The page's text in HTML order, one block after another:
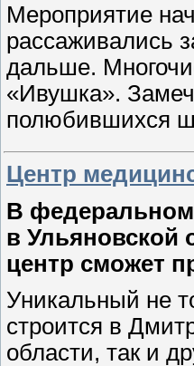
Мероприятие
рассаживались
дальше.
«Ивушка».
полюбившихся
Центр
В федеральном
в Ульяновской
центр сможет
Уникальный не
строится в
области, так и